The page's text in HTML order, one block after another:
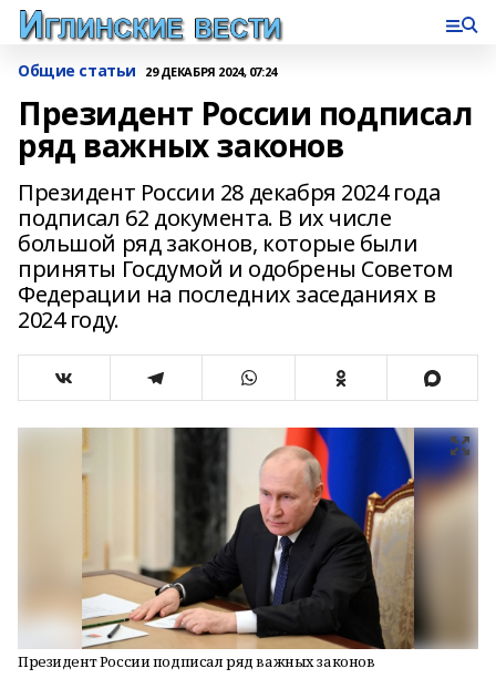
Общие статьи 29 ДЕКАБРЯ 2024, 07:24
Президент России подписал
ряд важных законов
Президент России 28 декабря 2024 года
подписал 62 документа. В их числе
большой ряд законов, которые были
приняты Госдумой и одобрены Советом
Федерации на последних заседаниях в
2024 году.
Президент России подписал ряд важных законов